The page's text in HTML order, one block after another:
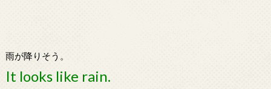
雨が降りそう。
It looks like rain.